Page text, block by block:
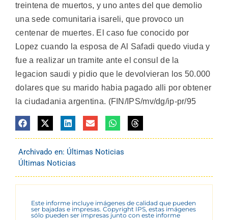
treintena de muertos, y uno antes del que demolio
una sede comunitaria isareli, que provoco un
centenar de muertes. El caso fue conocido por
Lopez cuando la esposa de Al Safadi quedo viuda y
fue a realizar un tramite ante el consul de la
legacion saudi y pidio que le devolvieran los 50.000
dolares que su marido habia pagado alli por obtener
la ciudadania argentina. (FIN/IPS/mv/dg/ip-pr/95
Archivado en: Últimas Noticias
Últimas Noticias
Este informe incluye imágenes de calidad que pueden
ser bajadas e impresas. Copyright IPS, estas imágenes
sólo pueden ser impresas junto con este informe